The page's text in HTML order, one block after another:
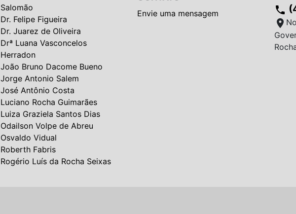
Salomão
Dr. Felipe Figueira
Dr. Juarez de Oliveira
Drª Luana Vasconcelos
Herradon
João Bruno Dacome Bueno
Jorge Antonio Salem
José Antônio Costa
Luciano Rocha Guimarães
Luiza Graziela Santos Dias
Odailson Volpe de Abreu
Osvaldo Vidual
Roberth Fabris
Rogério Luís da Rocha Seixas
Envie uma mensagem phone
location_on